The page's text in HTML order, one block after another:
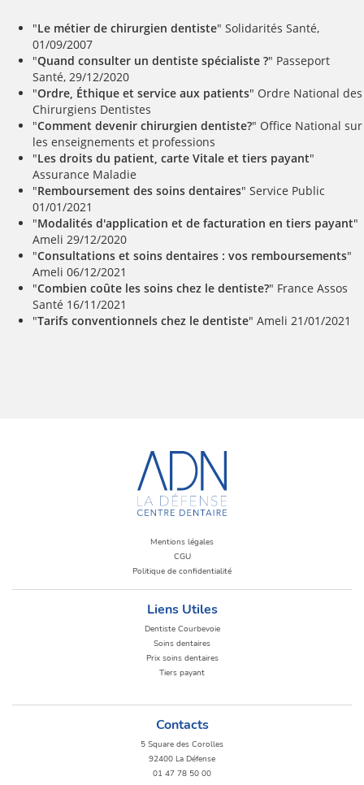
"Le métier de chirurgien dentiste" Solidarités Santé,
01/09/2007
"Quand consulter un dentiste spécialiste ?" Passeport
Santé, 29/12/2020
"Ordre, Éthique et service aux patients" Ordre National des
Chirurgiens Dentistes
"Comment devenir chirurgien dentiste?" Office National sur
les enseignements et professions
"Les droits du patient, carte Vitale et tiers payant"
Assurance Maladie
"Remboursement des soins dentaires" Service Public
01/01/2021
"Modalités d'application et de facturation en tiers payant"
Ameli 29/12/2020
"Consultations et soins dentaires : vos remboursements"
Ameli 06/12/2021
"Combien coûte les soins chez le dentiste?" France Assos
Santé 16/11/2021
"Tarifs conventionnels chez le dentiste" Ameli 21/01/2021
Mentions légales
CGU
Politique de confidentialité
Liens Utiles
Dentiste Courbevoie
Soins dentaires
Prix soins dentaires
Tiers payant
Contacts
5 Square des Corolles
92400 La Défense
01 47 78 50 00